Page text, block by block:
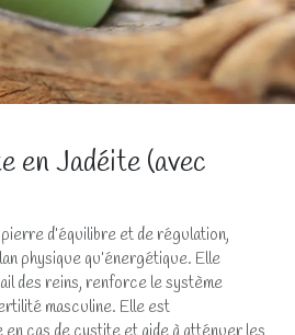
en Jadéite (avec
d’équilibre et de régulation,
physique qu’énergétique. Elle
des reins, renforce le système
masculine. Elle est